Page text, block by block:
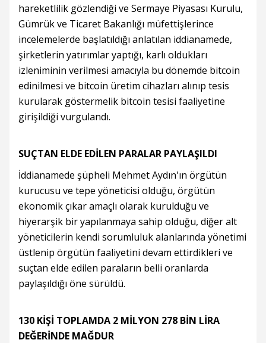
hareketlilik gözlendiği ve Sermaye Piyasası Kurulu,
Gümrük ve Ticaret Bakanlığı müfettişlerince
incelemelerde başlatıldığı anlatılan iddianamede,
şirketlerin yatırımlar yaptığı, karlı oldukları
izleniminin verilmesi amacıyla bu dönemde bitcoin
edinilmesi ve bitcoin üretim cihazları alınıp tesis
kurularak göstermelik bitcoin tesisi faaliyetine
girişildiği vurgulandı.
SUÇTAN ELDE EDİLEN PARALAR PAYLAŞILDI
İddianamede şüpheli Mehmet Aydın'ın örgütün
kurucusu ve tepe yöneticisi olduğu, örgütün
ekonomik çıkar amaçlı olarak kurulduğu ve
hiyerarşik bir yapılanmaya sahip olduğu, diğer alt
yöneticilerin kendi sorumluluk alanlarında yönetimi
üstlenip örgütün faaliyetini devam ettirdikleri ve
suçtan elde edilen paraların belli oranlarda
paylaşıldığı öne sürüldü.
130 KİŞİ TOPLAMDA 2 MİLYON 278 BİN LİRA
DEĞERİNDE MAĞDUR